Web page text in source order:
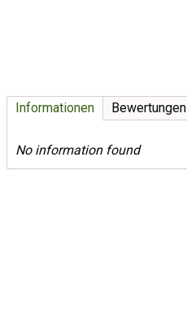
Informationen Bewertungen
No information found